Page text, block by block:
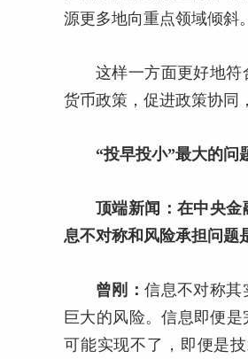
源更多地向重点领域倾斜。
这样一方面更好地
货币政策，促进政策协同
“投早投小”最大的问
顶端新闻：在中央
息不对称和风险承担问题
曾刚：信息不对称其
巨大的风险。信息即便
可能实现不了，即便是